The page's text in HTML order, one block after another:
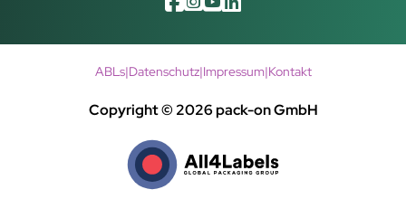
Copyright © 2026 pack-on GmbH
ABLs|Datenschutz|Impressum|Kontakt